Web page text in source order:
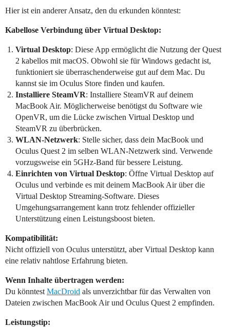
Hier ist ein anderer Ansatz, den du erkunden könntest:
Kabellose Verbindung über Virtual Desktop:
Virtual Desktop: Diese App ermöglicht die Nutzung der Quest
2 kabellos mit macOS. Obwohl sie für Windows gedacht ist,
funktioniert sie überraschenderweise gut auf dem Mac. Du
kannst sie im Oculus Store finden und kaufen.
Installiere SteamVR: Installiere SteamVR auf deinem
MacBook Air. Möglicherweise benötigst du Software wie
OpenVR, um die Lücke zwischen Virtual Desktop und
SteamVR zu überbrücken.
WLAN-Netzwerk: Stelle sicher, dass dein MacBook und
Oculus Quest 2 im selben WLAN-Netzwerk sind. Verwende
vorzugsweise ein 5GHz-Band für bessere Leistung.
Einrichten von Virtual Desktop: Öffne Virtual Desktop auf
Oculus und verbinde es mit deinem MacBook Air über die
Virtual Desktop Streaming-Software. Dieses
Umgehungsarrangement kann trotz fehlender offizieller
Unterstützung einen Leistungsboost bieten.
Kompatibilität:
Nicht offiziell von Oculus unterstützt, aber Virtual Desktop kann
eine relativ nahtlose Erfahrung bieten.
Wenn Inhalte übertragen werden:
Du könntest MacDroid als unverzichtbar für das Verwalten von
Dateien zwischen MacBook Air und Oculus Quest 2 empfinden.
Leistungstip: